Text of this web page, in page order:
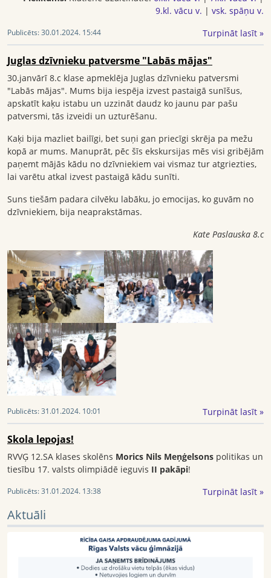
9.kl. vācu v. | vsk. spāņu v.
Publicēts:30.01.2024. 15:44 Turpināt lasīt »
Juglas dzīvnieku patversme "Labās mājas"
30.janvārī 8.c klase apmeklēja Juglas dzīvnieku patversmi
"Labās mājas". Mums bija iespēja izvest pastaigā sunīšus,
apskatīt kaķu istabu un uzzināt daudz ko jaunu par pašu
patversmi, tās izveidi un uzturēšanu.
Kaķi bija mazliet bailīgi, bet suņi gan priecīgi skrēja pa mežu
kopā ar mums. Manuprāt, pēc šīs ekskursijas mēs visi gribējām
paņemt mājās kādu no dzīvniekiem vai vismaz tur atgriezties,
lai varētu atkal izvest pastaigā kādu sunīti.
Suns tiešām padara cilvēku labāku, jo emocijas, ko guvām no
dzīvniekiem, bija neaprakstāmas.
Kate Paslauska 8.c
Publicēts:31.01.2024. 10:01 Turpināt lasīt »
Skola lepojas!
RVVĢ 12.SA klases skolēns Morics Nils Meņģelsons politikas un
tiesību 17. valsts olimpiādē ieguvis II pakāpi!
Publicēts:31.01.2024. 13:38 Turpināt lasīt »
Aktuāli